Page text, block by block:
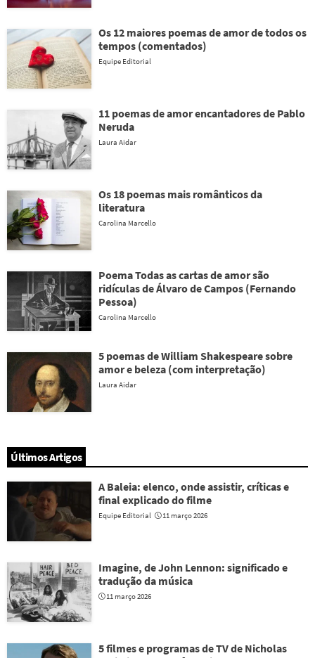
Os 12 maiores poemas de amor de todos os
tempos (comentados)
Equipe Editorial
11 poemas de amor encantadores de Pablo
Neruda
Laura Aidar
Os 18 poemas mais românticos da
literatura
Carolina Marcello
Poema Todas as cartas de amor são
ridículas de Álvaro de Campos (Fernando
Pessoa)
Carolina Marcello
5 poemas de William Shakespeare sobre
amor e beleza (com interpretação)
Laura Aidar
Últimos Artigos
A Baleia: elenco, onde assistir, críticas e
final explicado do filme
Equipe Editorial 11 março 2026
Imagine, de John Lennon: significado e
tradução da música
11 março 2026
5 filmes e programas de TV de Nicholas